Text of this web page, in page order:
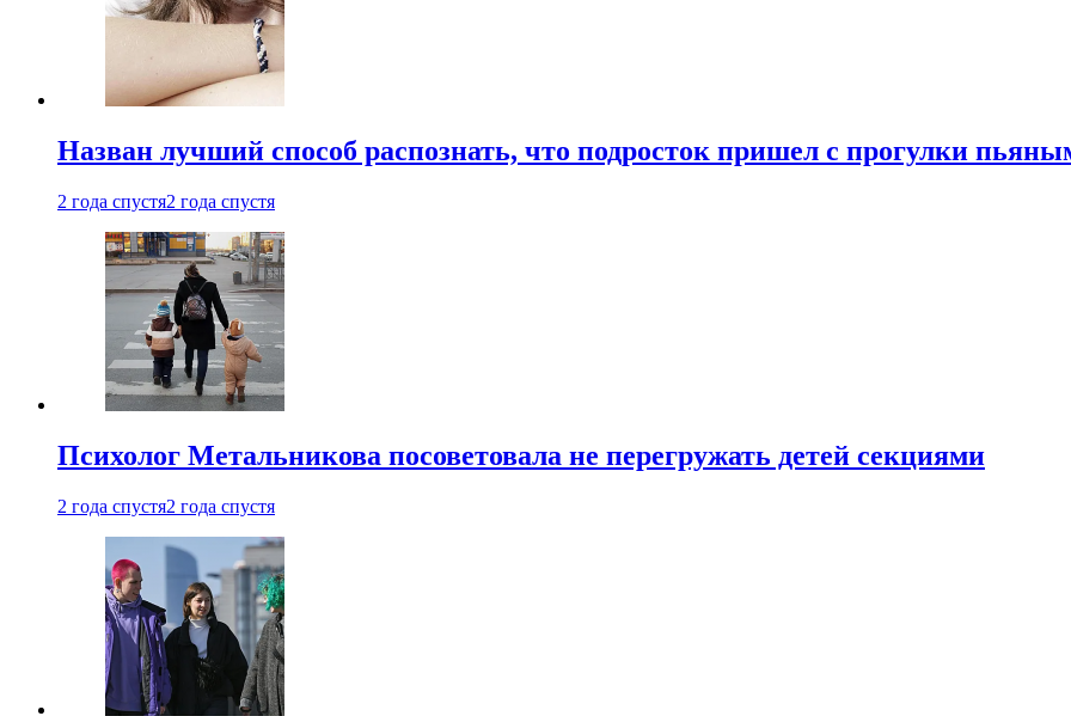
Назван лучший способ распознать, что подросток пришел с прогулки
2 года спустя2 года спустя
Психолог Метальникова посоветовала не перегружать детей секциями
2 года спустя2 года спустя